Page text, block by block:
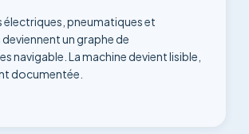
électriques, pneumatiques et
un graphe de
navigable. La machine devient lisible,
documentée.